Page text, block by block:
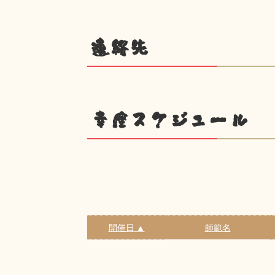
連絡先
幸座スケジュール
開催日 ▲ 師範名